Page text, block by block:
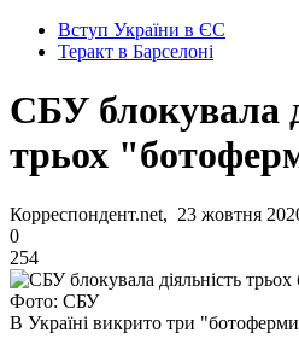
Вступ України в ЄС
Теракт в Барселоні
СБУ блокувала
трьох
Корреспондент.net, 23 жовтня
0
254
Фото: СБУ
В Україні викрито три